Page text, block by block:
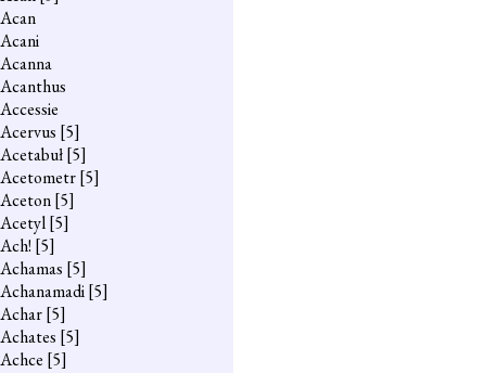
Acan
Acani
Acanna
Acanthus
Accessie
Acervus [5]
Acetabuł[5]
Acetometr[5]
Aceton[5]
Acetyl[5]
Ach! [5]
Achamas [5]
Achanamadi[5]
Achar[5]
Achates [5]
Achce [5]